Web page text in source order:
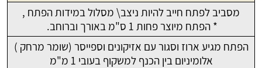
מסביב לפתח חייב להיות ניצב\ מסלול במידות הפתח ,
* הפתח מיוצר פחות 1 ס"מ באורך וברוחב.
הפתח מגיע ארוז וסגור עם אזיקונים וספייסר (שומר מרחק )
אלומיניום בין הכנף למשקוף בעובי 1 מ"מ